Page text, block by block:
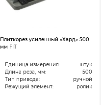
Плиткорез усиленный «Хард» 500
мм FIT
Единица измерения:
штук
Длина реза, мм:
500
Тип привода:
ручной
Режущий элемент:
ролик